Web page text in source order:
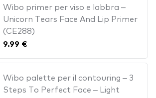
Wibo primer per viso e labbra –
Unicorn Tears Face And Lip Primer
(CE288)
9.99 €
Wibo palette per il contouring – 3
Steps To Perfect Face – Light